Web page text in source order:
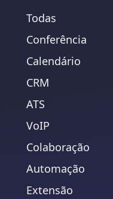
Todas
Conferência
Calendário
CRM
ATS
VoIP
Colaboração
Automação
Extensão